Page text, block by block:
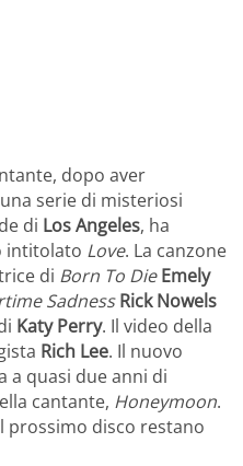
dopo aver
serie di misteriosi
di Los Angeles, ha
intitolato Love. La canzone
di Born To Die Emely
SadnessRick Nowels
Katy Perry. Il video della
Rich Lee. Il nuovo
a quasi due anni di
cantante, Honeymoon.
prossimo disco restano